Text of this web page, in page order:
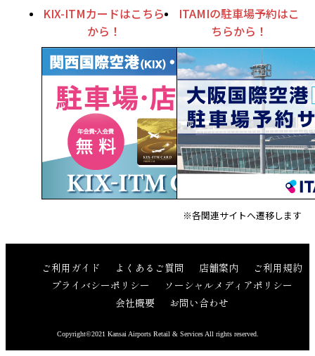
KIX-ITMカードはこちら
から！
ITAMIの駐車場予約はこ
ちらから！
※各関連サイトへ遷移します
ご利用ガイド よくあるご質問 店舗案内
ご利用規約
プライバシーポリシー
ソーシャルメディアポリシー
会社概要
お問い合わせ
Copyright©2021 Kansai Airports Retail & Services All rights reserved.